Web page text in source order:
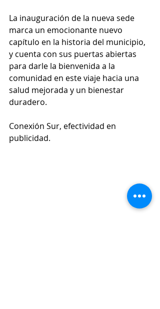
La inauguración de la nueva sede
marca un emocionante nuevo
capítulo en la historia del municipio,
y cuenta con sus puertas abiertas
para darle la bienvenida a la
comunidad en este viaje hacia una
salud mejorada y un bienestar
duradero.
Conexión Sur, efectividad en
publicidad.